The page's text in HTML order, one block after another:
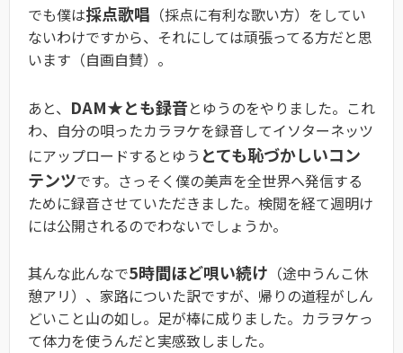
でも僕は採点歌唱 （採点に有利な歌い方）をしてい
ないわけですから、それにしては頑張ってる方だと思
います（自画自賛）。
あと、 DAM★とも録音とゆうのをやりました。これ
わ、自分の唄ったカラヲケを録音してイソターネッツ
にアップロードするとゆう とても恥づかしいコン
テンツです。さっそく僕の美声を全世界へ発信する
ために録音させていただきました。検閲を経て週明け
には公開されるのでわないでしょうか。
其んな此んなで5時間ほど唄い続け （途中うんこ休
憩アリ）、家路についた訳ですが、帰りの道程がしん
どいこと山の如し。足が棒に成りました。カラヲケっ
て体力を使うんだと実感致しました。